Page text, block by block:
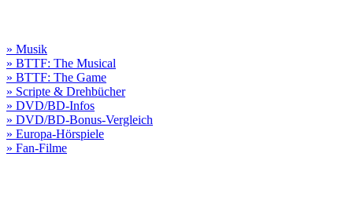
» Musik
» BTTF: The Musical
» BTTF: The Game
» Scripte & Drehbücher
» DVD/BD-Infos
» DVD/BD-Bonus-Vergleich
» Europa-Hörspiele
» Fan-Filme